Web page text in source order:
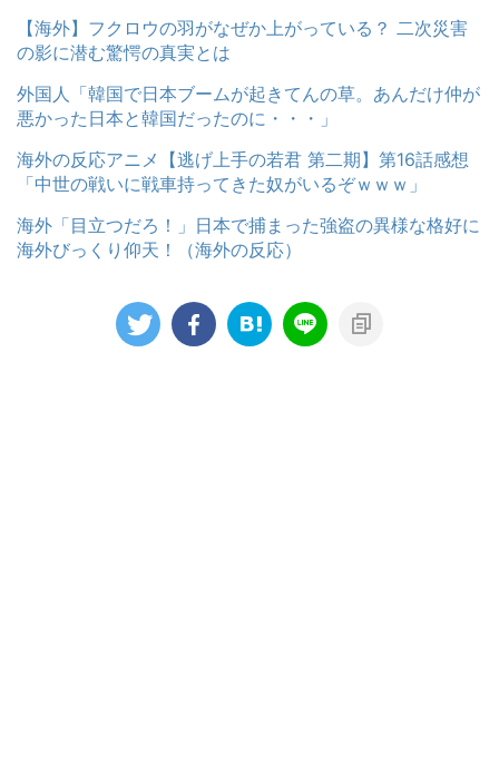
【海外】フクロウの羽がなぜか上がっている？ 二次災害
の影に潜む驚愕の真実とは
外国人「韓国で日本ブームが起きてんの草。あんだけ仲が
悪かった日本と韓国だったのに・・・」
海外の反応アニメ【逃げ上手の若君 第二期】第16話感想
「中世の戦いに戦車持ってきた奴がいるぞｗｗｗ」
海外「目立つだろ！」日本で捕まった強盗の異様な格好に
海外びっくり仰天！（海外の反応）